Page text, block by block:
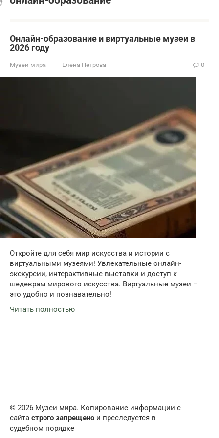
Онлайн-образование и виртуальные музеи в
2026 году
Музеи мира Елена Петрова 0
Откройте для себя мир искусства и истории с
виртуальными музеями! Увлекательные онлайн-
экскурсии, интерактивные выставки и доступ к
шедеврам мирового искусства. Виртуальные музеи –
это удобно и познавательно!
Читать полностью
© 2026 Музеи мира. Копирование информации с
сайта строго запрещено и преследуется в
судебном порядке